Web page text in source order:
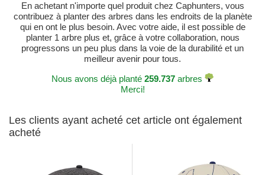
En achetant n'importe quel produit chez Caphunters, vous
contribuez à planter des arbres dans les endroits de la planète
qui en ont le plus besoin. Avec votre aide, il est possible de
planter 1 arbre plus et, grâce à votre collaboration, nous
progressons un peu plus dans la voie de la durabilité et un
meilleur avenir pour tous.
Nous avons déjà planté 259.737 arbres
Merci!
Les clients ayant acheté cet article ont également
acheté